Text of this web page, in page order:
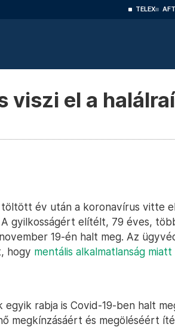
TELEX
viszi el a
töltött év után a koronavírus vitte
gyilkosságért elítélt, 79 éves,
19-én halt meg. Az
hogy mentális alkalmatlanság miatt
egyik rabja is Covid-19-ben halt
megkínzásáért és megöléséért